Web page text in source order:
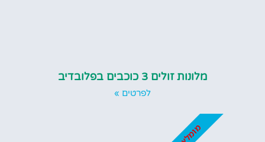
מלונות זולים 3 כוכבים בפלובדיב